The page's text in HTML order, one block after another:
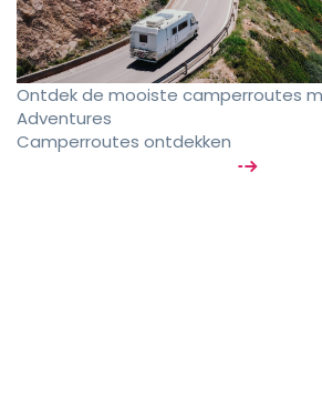
Ontdek de mooiste camperroutes
Adventures
Camperroutes ontdekken